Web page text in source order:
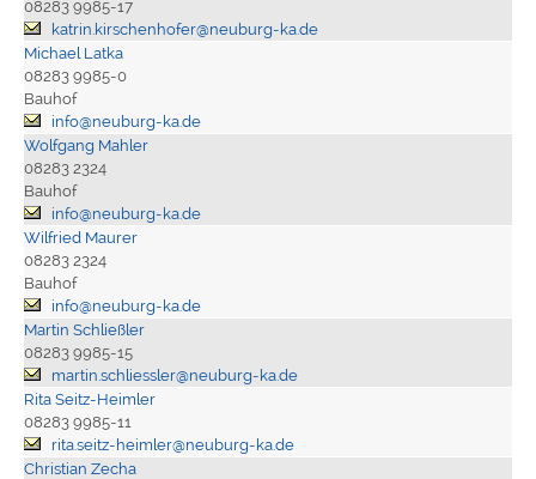
08283 9985-17
katrin.kirschenhofer@neuburg-ka.de
Michael Latka
08283 9985-0
Bauhof
info@neuburg-ka.de
Wolfgang Mahler
08283 2324
Bauhof
info@neuburg-ka.de
Wilfried Maurer
08283 2324
Bauhof
info@neuburg-ka.de
Martin Schließler
08283 9985-15
martin.schliessler@neuburg-ka.de
Rita Seitz-Heimler
08283 9985-11
rita.seitz-heimler@neuburg-ka.de
Christian Zecha